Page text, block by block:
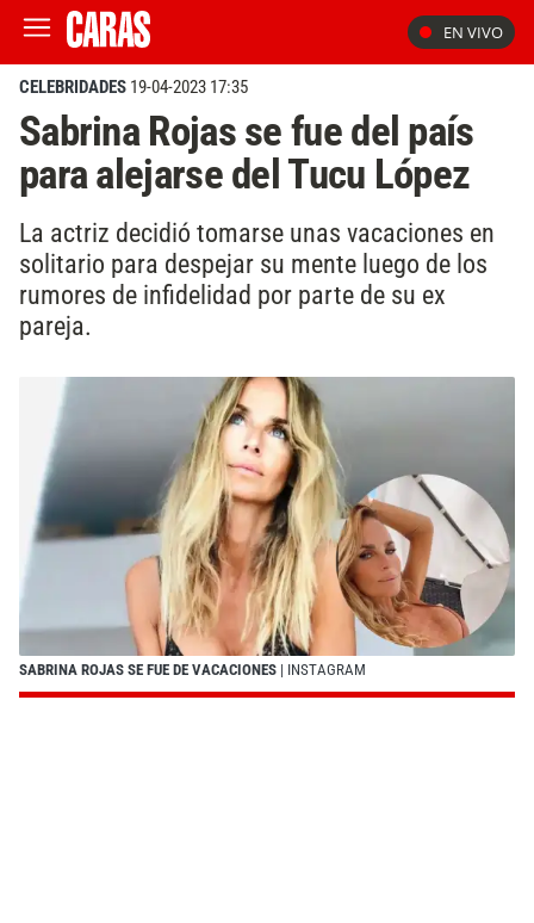
EN VIVO
CELEBRIDADES 19-04-2023 17:35
Sabrina Rojas se fue del país
para alejarse del Tucu López
La actriz decidió tomarse unas vacaciones en
solitario para despejar su mente luego de los
rumores de infidelidad por parte de su ex
pareja.
SABRINA ROJAS SE FUE DE VACACIONES | INSTAGRAM